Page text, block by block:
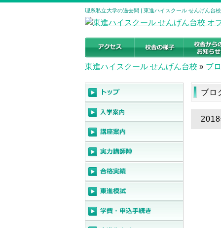
理系私立大学の過去問 | 東進ハイスクール せんげん台
東進ハイスクール せんげん台校 » ブ
ブロ